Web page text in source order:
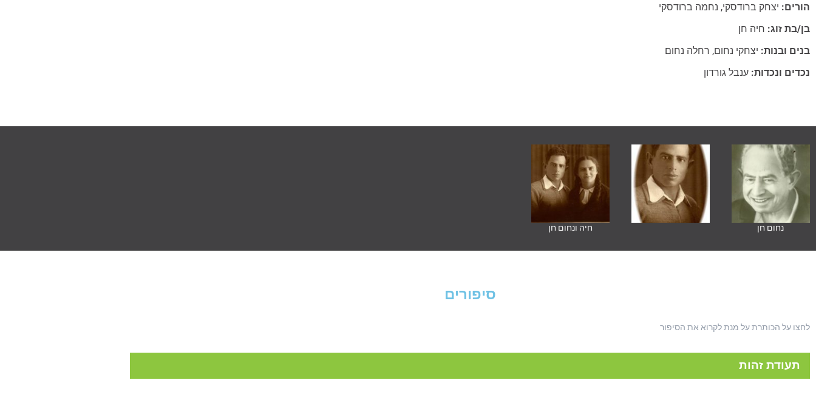
הורים: יצחק ברודסקי, נחמה ברודסקי
בן/בת זוג: חיה חן
בנים ובנות: יצחקי נחום, רחלה נחום
נכדים ונכדות: ענבל גורדון
נחום חן חיה ונחום חן
סיפורים
לחצו על הכותרת על מנת לקרוא את הסיפור
תעודת זהות